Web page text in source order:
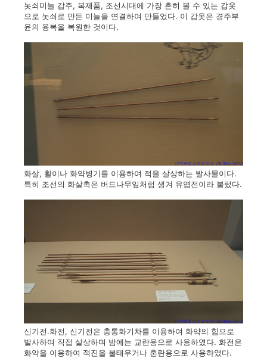
놋쇠미늘 갑주, 복제품, 조선시대에 가장 흔히 볼 수 있는 갑옷
으로 놋쇠로 만든 미늘을 연결하여 만들었다. 이 갑옷은 경주부
윤의 융복을 복원한 것이다.
화살, 활이나 화약병기를 이용하여 적을 살상하는 발사물이다.
특히 조선의 화살촉은 버드나무잎처럼 생겨 유엽전이라 불렀다.
신기전.화전, 신기전은 총통화기차를 이용하여 화약의 힘으로
발사하여 직접 살상하며 밤에는 교란용으로 사용하였다. 화전은
화약을 이용하여 적진을 불태우거나 혼란용으로 사용하였다.